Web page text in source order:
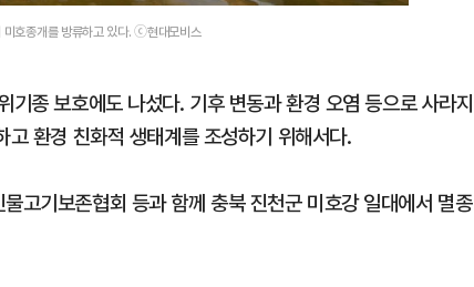
미호종개를 방류하고 있다. ⓒ현대모비스
종 보호에도 나섰다. 기후 변동과 환경 오염 등으로 사라지
환경 친화적 생태계를 조성하기 위해서다.
고기보존협회 등과 함께 충북 진천군 미호강 일대에서 멸종